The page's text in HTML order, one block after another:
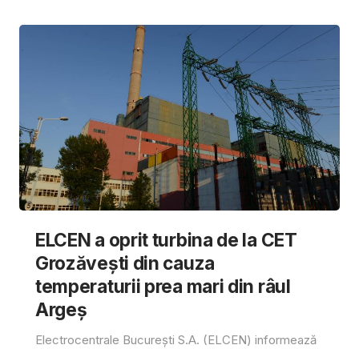
ELCEN a oprit turbina de la CET
Grozăvești din cauza
temperaturii prea mari din râul
Argeș
Electrocentrale București S.A. (ELCEN) informează